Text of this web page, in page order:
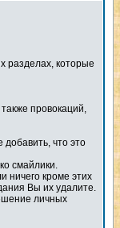
разделах, которые
провокаций,
что это
смайлики.
ничего кроме этих
Вы их удалите.
личных